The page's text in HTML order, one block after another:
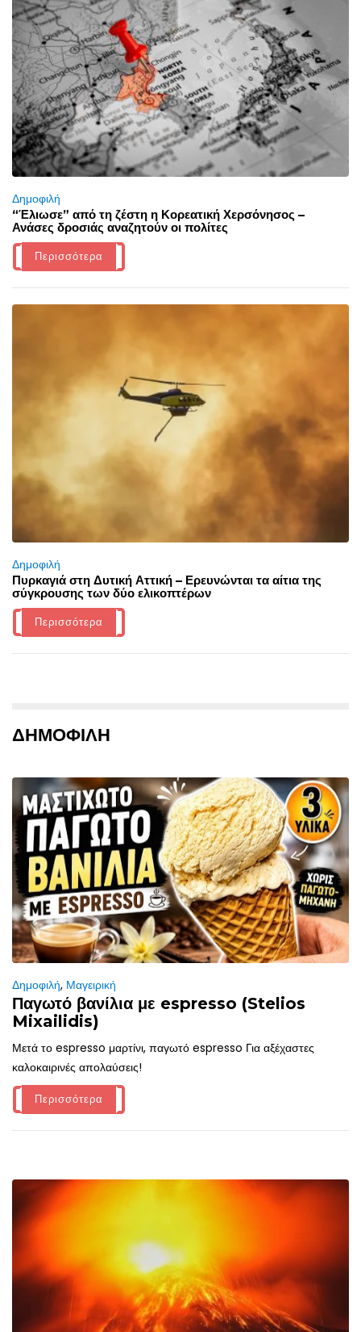
Δημοφιλή
“Έλιωσε” από τη ζέστη η Κορεατική Χερσόνησος –
Ανάσες δροσιάς αναζητούν οι πολίτες
Περισσότερα
Δημοφιλή
Πυρκαγιά στη Δυτική Αττική – Ερευνώνται τα αίτια της
σύγκρουσης των δύο ελικοπτέρων
Περισσότερα
ΔΗΜΟΦΙΛΗ
Δημοφιλή, Μαγειρική
Παγωτό βανίλια με espresso (Stelios
Mixailidis)
Μετά το espresso μαρτίνι, παγωτό espresso Για αξέχαστες
καλοκαιρινές απολαύσεις!
Περισσότερα